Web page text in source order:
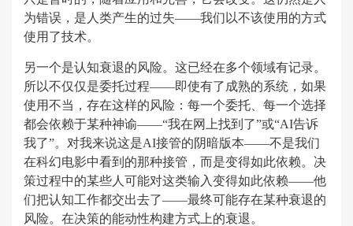
为错误，是人类产生的过失——我们以不该使用的方式
使用了技术。
另一个是认知衰退的风险。这已经在多个领域有记录。
所以不仅仅是委托过程——即使有了成熟的系统，如果
使用不当，存在这样的风险：每一个委托、每一个选择
都会依赖于某种神谕——“我在网上找到了”或“AI告诉
我了”。对我来说这是AI接管的阴暗版本——不是我们
在科幻电影中看到的那种接管，而是变得如此依赖。决
策过程中的某些人可能对这类输入变得如此依赖——他
们把认知工作都交出去了——最终可能存在某种衰退的
风险。在决策的能动性构建方式上的衰退。